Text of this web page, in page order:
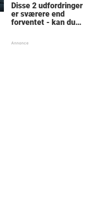
skilsmisse
Disse 2 udfordringer
er sværere end
forventet - kan du